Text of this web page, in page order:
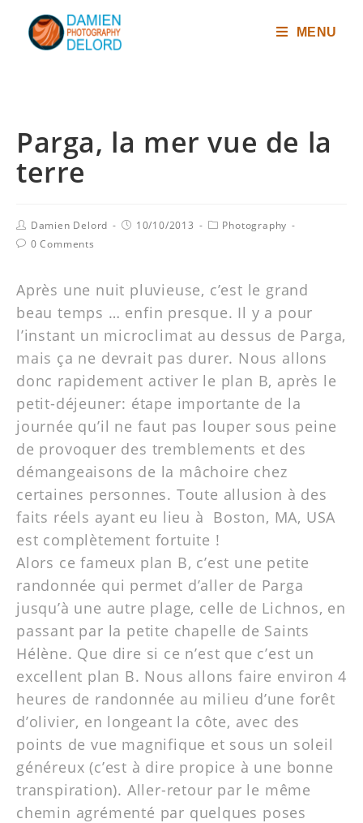
MENU
Parga, la mer vue de la
terre
Damien Delord 10/10/2013
Photography
0 Comments
Après une nuit pluvieuse, c’est le grand
beau temps … enfin presque. Il y a pour
l’instant un microclimat au dessus de Parga,
mais ça ne devrait pas durer. Nous allons
donc rapidement activer le plan B, après le
petit-déjeuner: étape importante de la
journée qu’il ne faut pas louper sous peine
de provoquer des tremblements et des
démangeaisons de la mâchoire chez
certaines personnes. Toute allusion à des
faits réels ayant eu lieu à Boston, MA, USA
est complètement fortuite !
Alors ce fameux plan B, c’est une petite
randonnée qui permet d’aller de Parga
jusqu’à une autre plage, celle de Lichnos, en
passant par la petite chapelle de Saints
Hélène. Que dire si ce n’est que c’est un
excellent plan B. Nous allons faire environ 4
heures de randonnée au milieu d’une forêt
d’olivier, en longeant la côte, avec des
points de vue magnifique et sous un soleil
généreux (c’est à dire propice à une bonne
transpiration). Aller-retour par le même
chemin agrémenté par quelques poses